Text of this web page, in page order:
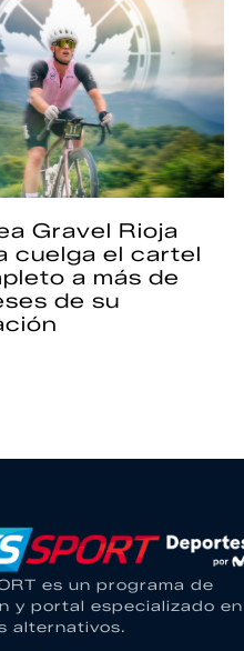
Gravel Rioja
cuelga el cartel
a más de
de su
es un programa de
y portal especializado en
alternativos.